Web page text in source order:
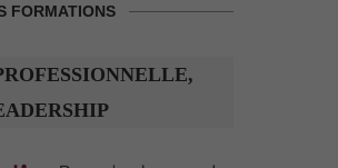
FORMATIONS